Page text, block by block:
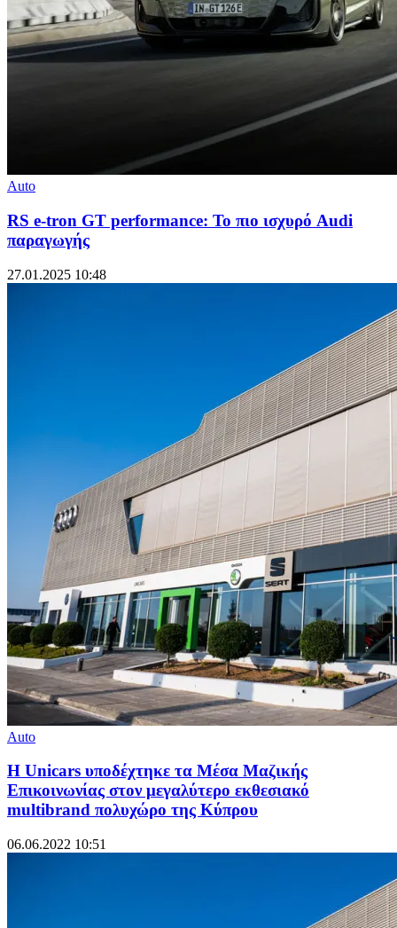
Auto
RS e-tron GT performance: Το πιο ισχυρό Audi
παραγωγής
27.01.2025 10:48
Auto
Η Unicars υποδέχτηκε τα Μέσα Μαζικής
Επικοινωνίας στον μεγαλύτερο εκθεσιακό
multibrand πολυχώρο της Κύπρου
06.06.2022 10:51